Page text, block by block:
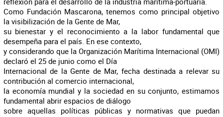
Como Fundación Mascarona, tenemos como principal objetivo
la visibilización de la Gente de Mar,
su bienestar y el reconocimiento a la labor fundamental que
desempeña para el país. En ese contexto,
y considerando que la Organización Marítima Internacional (OMI)
declaró el 25 de junio como el Día
Internacional de la Gente de Mar, fecha destinada a relevar su
contribución al comercio internacional,
la economía mundial y la sociedad en su conjunto, estimamos
fundamental abrir espacios de diálogo
sobre aquellas políticas públicas y normativas que puedan